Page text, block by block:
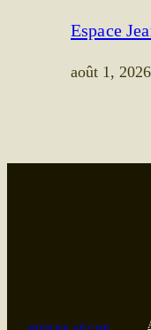
Espace
août 1, 2026